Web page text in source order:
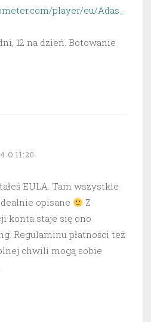
player/eu/Adas_
12 na dzień. Botowanie
O 11:20
EULA. Tam wszystkie
opisane
Z
konta staje się ono
Regulaminu płatności też
chwili mogą sobie